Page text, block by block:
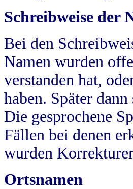
Schreibweise der
Bei den
Namen wurden
verstanden hat,
haben. Später
Die gesprochene
Fällen bei denen
wurden
Ortsnamen